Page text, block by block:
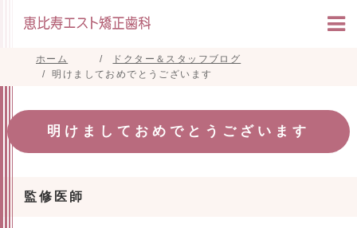
ホーム
ドクター＆スタッフブログ
明けましておめでとうございます
明けましておめでとうございます
監修医師